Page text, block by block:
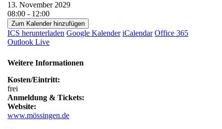
13. November 2029
08:00 - 12:00
Zum Kalender hinzufügen
ICS herunterladen Google Kalender iCalendar Office 365
Outlook Live
Weitere Informationen
Kosten/Eintritt:
frei
Anmeldung & Tickets:
Website:
www.mössingen.de